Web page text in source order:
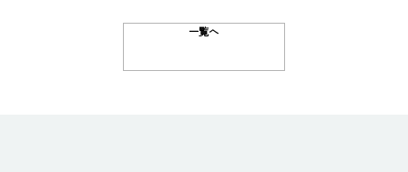
一覧へ